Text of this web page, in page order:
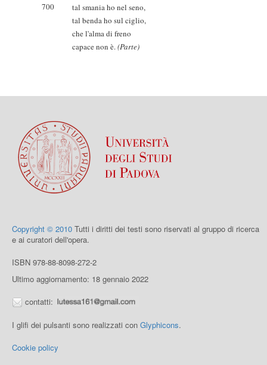
700
tal smania ho nel seno,
tal benda ho sul ciglio,
che l'alma di freno
capace non è.(Parte)
Copyright © 2010 Tutti i diritti dei testi sono riservati al gruppo di ricerca
e ai curatori dell'opera.
ISBN 978-88-8098-272-2
Ultimo aggiornamento: 18 gennaio 2022
contatti:
I glifi dei pulsanti sono realizzati con Glyphicons.
Cookie policy